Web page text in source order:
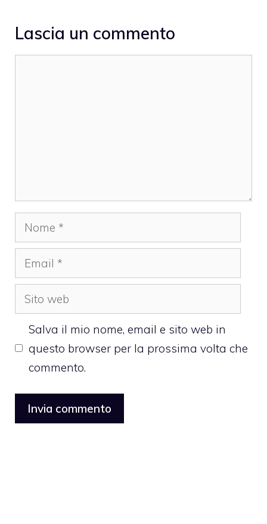
Lascia un commento
Nome
Email
Sito
web
Salva il mio nome, email e sito web in
questo browser per la prossima volta che
commento.